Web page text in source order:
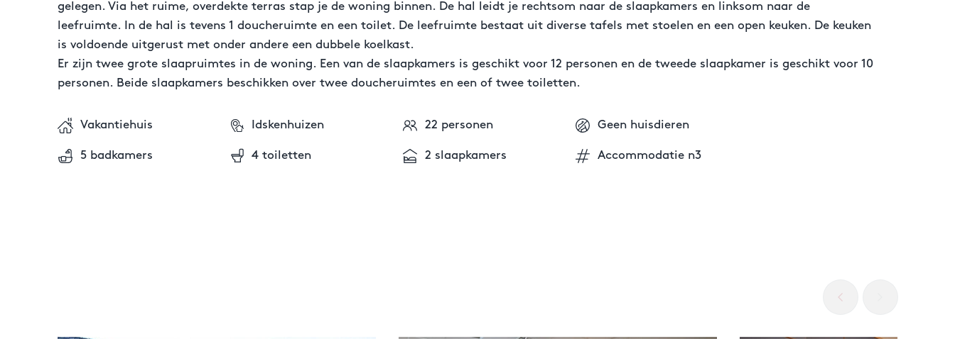
gelegen. Via het ruime, overdekte terras stap je de woning binnen. De hal leidt je rechtsom naar de slaapkamers en linksom naar de
leefruimte. In de hal is tevens 1 doucheruimte en een toilet. De leefruimte bestaat uit diverse tafels met stoelen en een open keuken. De keuken
is voldoende uitgerust met onder andere een dubbele koelkast.
Er zijn twee grote slaapruimtes in de woning. Een van de slaapkamers is geschikt voor 12 personen en de tweede slaapkamer is geschikt voor 10
personen. Beide slaapkamers beschikken over twee doucheruimtes en een of twee toiletten.
Vakantiehuis Idskenhuizen 22 personen Geen huisdieren
5 badkamers 4 toiletten 2 slaapkamers Accommodatie n3